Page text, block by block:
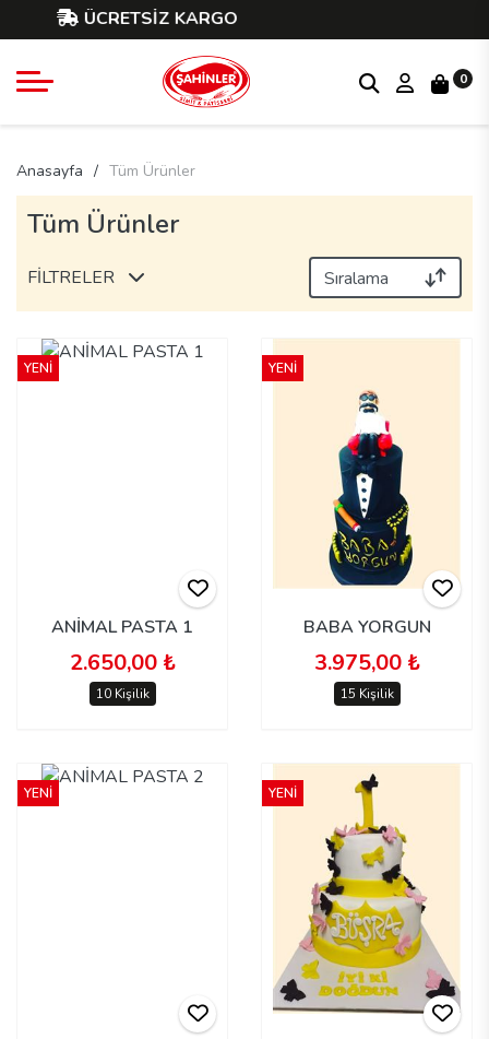
ÜCRETSİZ KARGO
0
Anasayfa Tüm Ürünler
Tüm Ürünler
FİLTRELER
ANİMAL PASTA 1
2.650,00 ₺
10 Kişilik
YENİ
BABA YORGUN
3.975,00 ₺
15 Kişilik
YENİ
YENİ YENİ